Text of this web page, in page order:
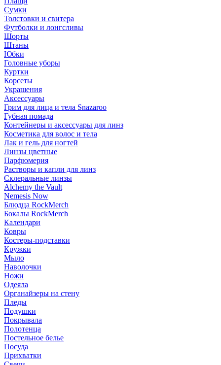
Сумки
Толстовки и свитера
Футболки и лонгсливы
Шорты
Штаны
Юбки
Головные уборы
Куртки
Корсеты
Украшения
Аксессуары
Грим для лица и тела Snazaroo
Губная помада
Контейнеры и аксессуары для линз
Косметика для волос и тела
Лак и гель для ногтей
Линзы цветные
Парфюмерия
Растворы и капли для линз
Склеральные линзы
Alchemy the Vault
Nemesis Now
Блюдца RockMerch
Бокалы RockMerch
Календари
Ковры
Костеры-подставки
Кружки
Мыло
Наволочки
Ножи
Одеяла
Органайзеры на стену
Пледы
Подушки
Покрывала
Полотенца
Постельное белье
Посуда
Прихватки